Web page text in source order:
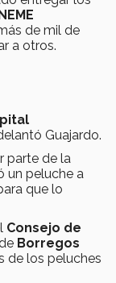
de mil de
a otros.
Guajardo.
parte de la
un peluche a
que lo
Consejo de
Borregos
de los peluches